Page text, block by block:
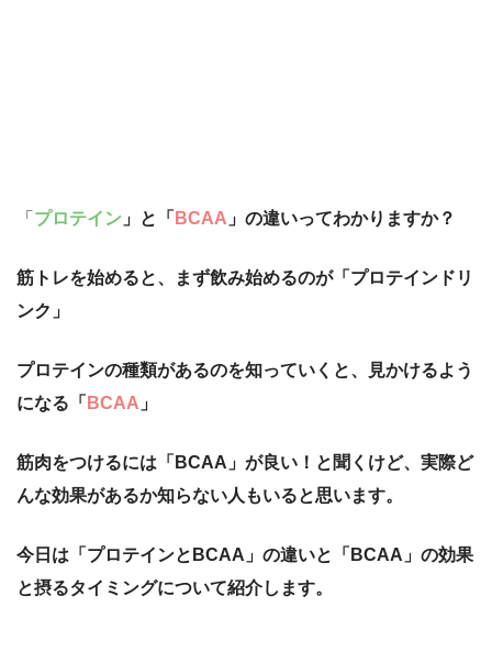
「 プロテイン 」と「 BCAA 」の違いってわかりますか？
筋トレを始めると、まず飲み始めるのが「プロテインドリ
ンク」
プロテインの種類があるのを知っていくと、見かけるよう
になる「 BCAA 」
筋肉をつけるには「BCAA」が良い！と聞くけど、実際ど
んな効果があるか知らない人もいると思います。
今日は「プロテインとBCAA」の違いと「BCAA」の効果
と摂るタイミングについて紹介します。